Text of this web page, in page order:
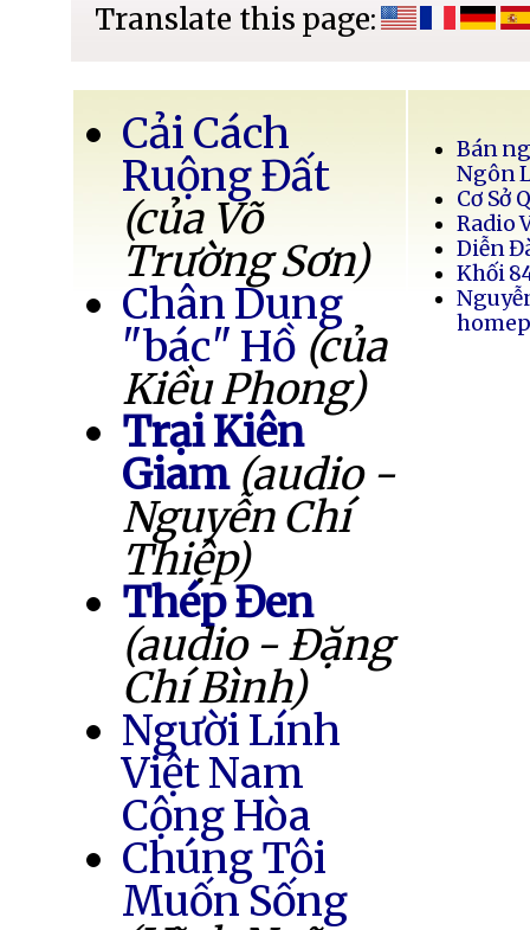
Translate this page:
Cải Cách
Ruộng Đất
(của Võ
Trường Sơn)
Chân Dung
"bác" Hồ (của
Kiều Phong)
Trại Kiên
Giam (audio -
Nguyễn Chí
Thiệp)
Thép Đen
(audio - Đặng
Chí Bình)
Người Lính
Việt Nam
Cộng Hòa
Chúng Tôi
Muốn Sống
Bán
Ngôn
Cơ Sở
Radio
Diễn
Khối